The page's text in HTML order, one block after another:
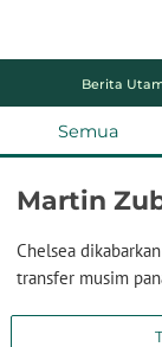
Berita
Semua
Martin
Chelsea
transfer musim